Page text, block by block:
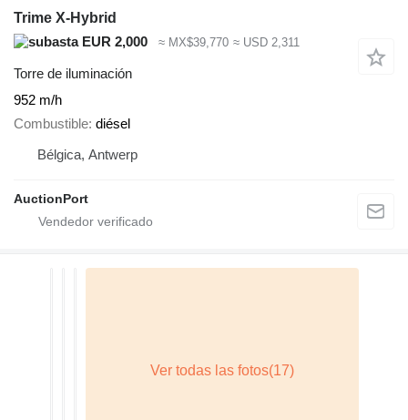
Trime X-Hybrid
EUR 2,000
≈ MX$39,770 ≈ USD 2,311
Torre de iluminación
952 m/h
Combustible diésel
Bélgica, Antwerp
AuctionPort